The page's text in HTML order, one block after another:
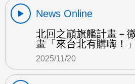
News Online
北回之巔旗艦計畫－
畫「來台北有購嗨！
2025/11/20